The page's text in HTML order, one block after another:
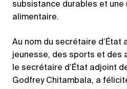
subsistance durables et une
alimentaire.
Au nom du secrétaire d’État
jeunesse, des sports et des
le secrétaire d’État adjoint
Godfrey Chitambala, a